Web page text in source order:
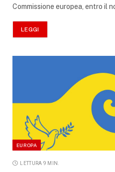
Commissione europea, entro il
LEGGI
EUROPA
LETTURA 9 MIN.